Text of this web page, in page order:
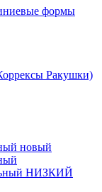
формы
Ракушки)
новый
НИЗКИЙ